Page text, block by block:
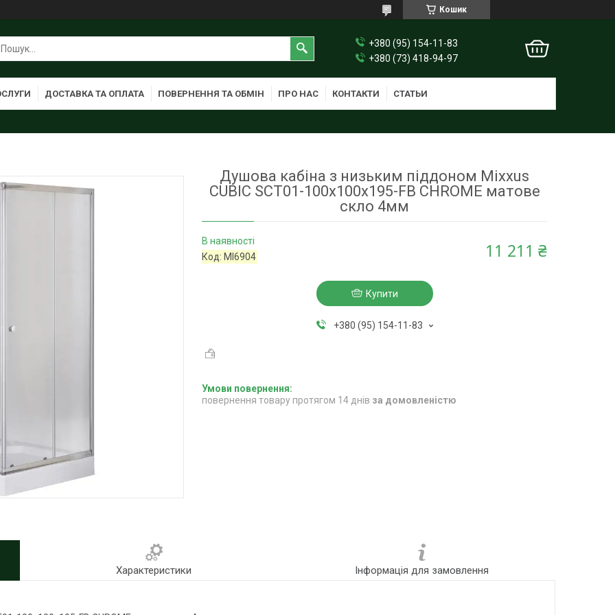
Кошик
+380 (95) 154-11-83
+380 (73) 418-94-97
ДОСТАВКА ТА ОПЛАТА ПОВЕРНЕННЯ ТА ОБМІН ПРО НАС КОНТАКТИ СТАТЬИ
Душова кабіна з низьким піддоном Mixxus
CUBIC SCT01-100x100x195-FB CHROME матове
скло 4мм
В наявності
Код: MI6904 11 211 ₴
Купити
+380 (95) 154-11-83
повернення товару протягом 14 днів за домовленістю
Характеристики Інформація для замовлення